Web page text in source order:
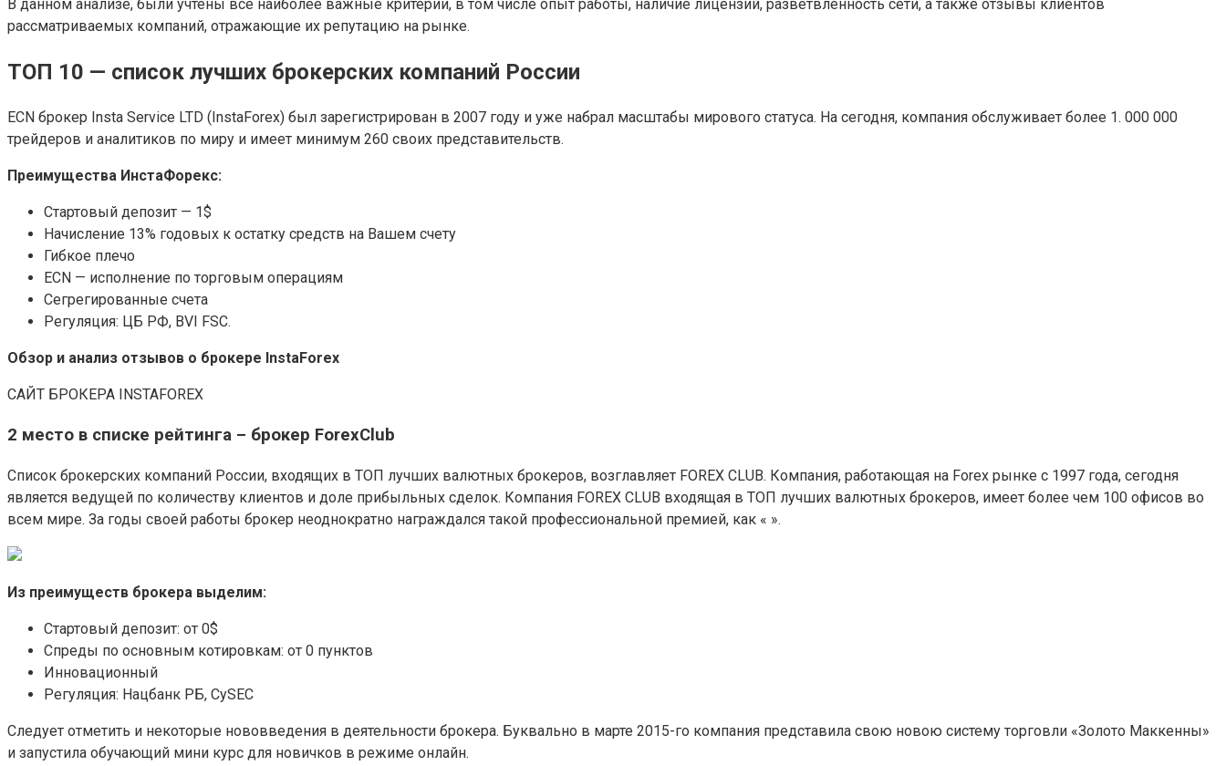
В данном анализе, были учтены все наиболее важные критерии, в том числе опыт работы, наличие лицензий, разветвленность сети, а также отзывы клиентов
рассматриваемых компаний, отражающие их репутацию на рынке.
ТОП 10 — список лучших брокерских компаний России
ECN брокер Insta Service LTD (InstaForex) был зарегистрирован в 2007 году и уже набрал масштабы мирового статуса. На сегодня, компания обслуживает более 1. 000 000
трейдеров и аналитиков по миру и имеет минимум 260 своих представительств.
Преимущества ИнстаФорекс:
Стартовый депозит — 1$
Начисление 13% годовых к остатку средств на Вашем счету
Гибкое плечо
ECN — исполнение по торговым операциям
Сегрегированные счета
Регуляция: ЦБ РФ, BVI FSC.
Обзор и анализ отзывов о брокере InstaForex
САЙТ БРОКЕРА INSTAFOREX
2 место в списке рейтинга – брокер ForexClub
Список брокерских компаний России, входящих в ТОП лучших валютных брокеров, возглавляет FOREX CLUB. Компания, работающая на Forex рынке с 1997 года, сегодня
является ведущей по количеству клиентов и доле прибыльных сделок. Компания FOREX CLUB входящая в ТОП лучших валютных брокеров, имеет более чем 100 офисов во
всем мире. За годы своей работы брокер неоднократно награждался такой профессиональной премией, как « ».
Из преимуществ брокера выделим:
Стартовый депозит: от 0$
Спреды по основным котировкам: от 0 пунктов
Инновационный
Регуляция: Нацбанк РБ, CySEC
Следует отметить и некоторые нововведения в деятельности брокера. Буквально в марте 2015-го компания представила свою новою систему торговли «Золото Маккенны»
и запустила обучающий мини курс для новичков в режиме онлайн.